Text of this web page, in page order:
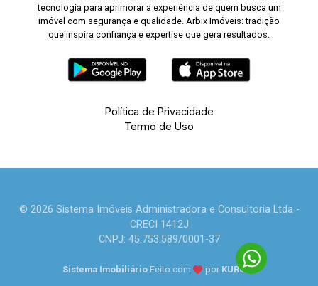
tecnologia para aprimorar a experiência de quem busca um
imóvel com segurança e qualidade. Arbix Imóveis: tradição
que inspira confiança e expertise que gera resultados.
Política de Privacidade
Termo de Uso
© 2026 Sistema Imóveis Administradora e Consultoria Ltda -
CRECI 1412J
CNPJ: 45.753.589/0001-37
Sistema Imobiliário Feito com por KUROLE